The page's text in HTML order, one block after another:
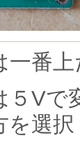
一番
５Vで
を選択